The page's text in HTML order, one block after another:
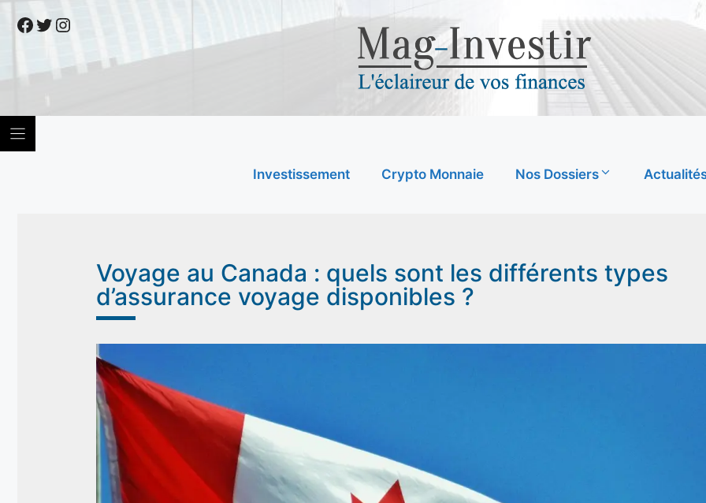
Facebook
Twitter
Instagram
Investissement Crypto Monnaie Nos Dossiers
Voyage au Canada : quels sont les différents types
d’assurance voyage disponibles ?